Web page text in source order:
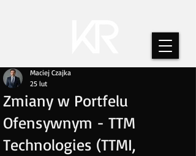
Zmiany w Portfelu
Ofensywnym - TTM
Technologies (TTMI,
Maciej Czajka
25 lut